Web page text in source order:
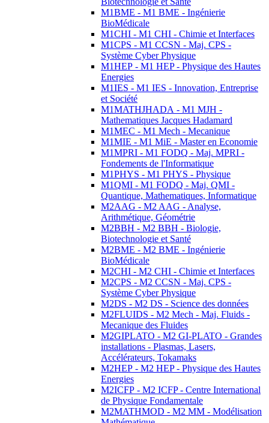
M1BME - M1 BME - Ingénierie
BioMédicale
M1CHI - M1 CHI - Chimie et Interfaces
M1CPS - M1 CCSN - Maj. CPS -
Système Cyber Physique
M1HEP - M1 HEP - Physique des Hautes
Energies
M1IES - M1 IES - Innovation, Entreprise
et Société
M1MATHJHADA - M1 MJH -
Mathematiques Jacques Hadamard
M1MEC - M1 Mech - Mecanique
M1MIE - M1 MiE - Master en Economie
M1MPRI - M1 FODQ - Maj. MPRI -
Fondements de l'Informatique
M1PHYS - M1 PHYS - Physique
M1QMI - M1 FODQ - Maj. QMI -
Quantique, Mathematiques, Informatique
M2AAG - M2 AAG - Analyse,
Arithmétique, Géométrie
M2BBH - M2 BBH - Biologie,
Biotechnologie et Santé
M2BME - M2 BME - Ingénierie
BioMédicale
M2CHI - M2 CHI - Chimie et Interfaces
M2CPS - M2 CCSN - Maj. CPS -
Système Cyber Physique
M2DS - M2 DS - Science des données
M2FLUIDS - M2 Mech - Maj. Fluids -
Mecanique des Fluides
M2GIPLATO - M2 GI-PLATO - Grandes
installations - Plasmas, Lasers,
Accélérateurs, Tokamaks
M2HEP - M2 HEP - Physique des Hautes
Energies
M2ICFP - M2 ICFP - Centre International
de Physique Fondamentale
M2MATHMOD - M2 MM - Modélisation